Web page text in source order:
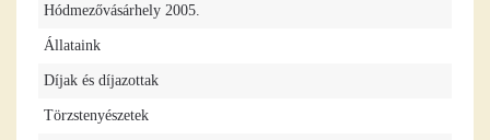
Hódmezővásárhely 2005.
Állataink
Díjak és díjazottak
Törzstenyészetek